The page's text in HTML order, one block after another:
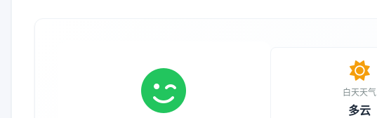
白天天气
多云